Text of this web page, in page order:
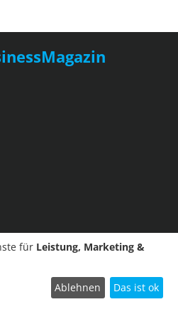
für Leistung, Marketing &
Ablehnen Das ist ok